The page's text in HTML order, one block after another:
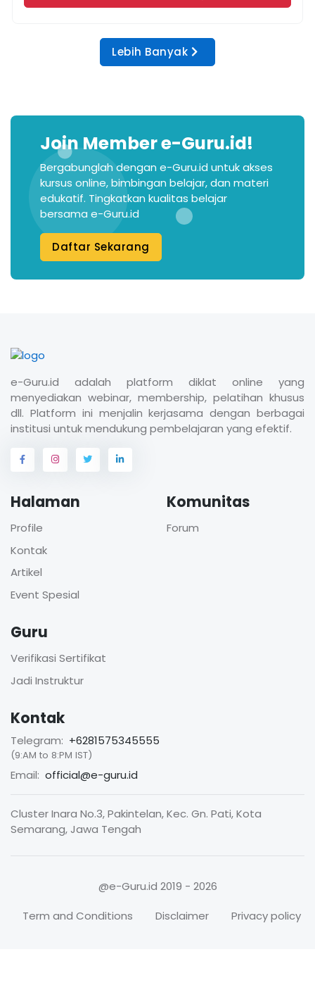
Lebih Banyak
Join Member e-Guru.id!
Bergabunglah dengan e-Guru.id untuk akses
kursus online, bimbingan belajar, dan materi
edukatif. Tingkatkan kualitas belajar
bersama e-Guru.id
Daftar Sekarang
e-Guru.id adalah platform diklat online yang
menyediakan webinar, membership, pelatihan khusus
dll. Platform ini menjalin kerjasama dengan berbagai
institusi untuk mendukung pembelajaran yang efektif.
Halaman
Profile
Kontak
Artikel
Event Spesial
Komunitas
Forum
Guru
Verifikasi Sertifikat
Jadi Instruktur
Kontak
Telegram: +6281575345555
(9:AM to 8:PM IST)
Email: official@e-guru.id
Cluster Inara No.3, Pakintelan, Kec. Gn. Pati, Kota
Semarang, Jawa Tengah
@e-Guru.id 2019 - 2026
Term and Conditions
Disclaimer Privacy policy